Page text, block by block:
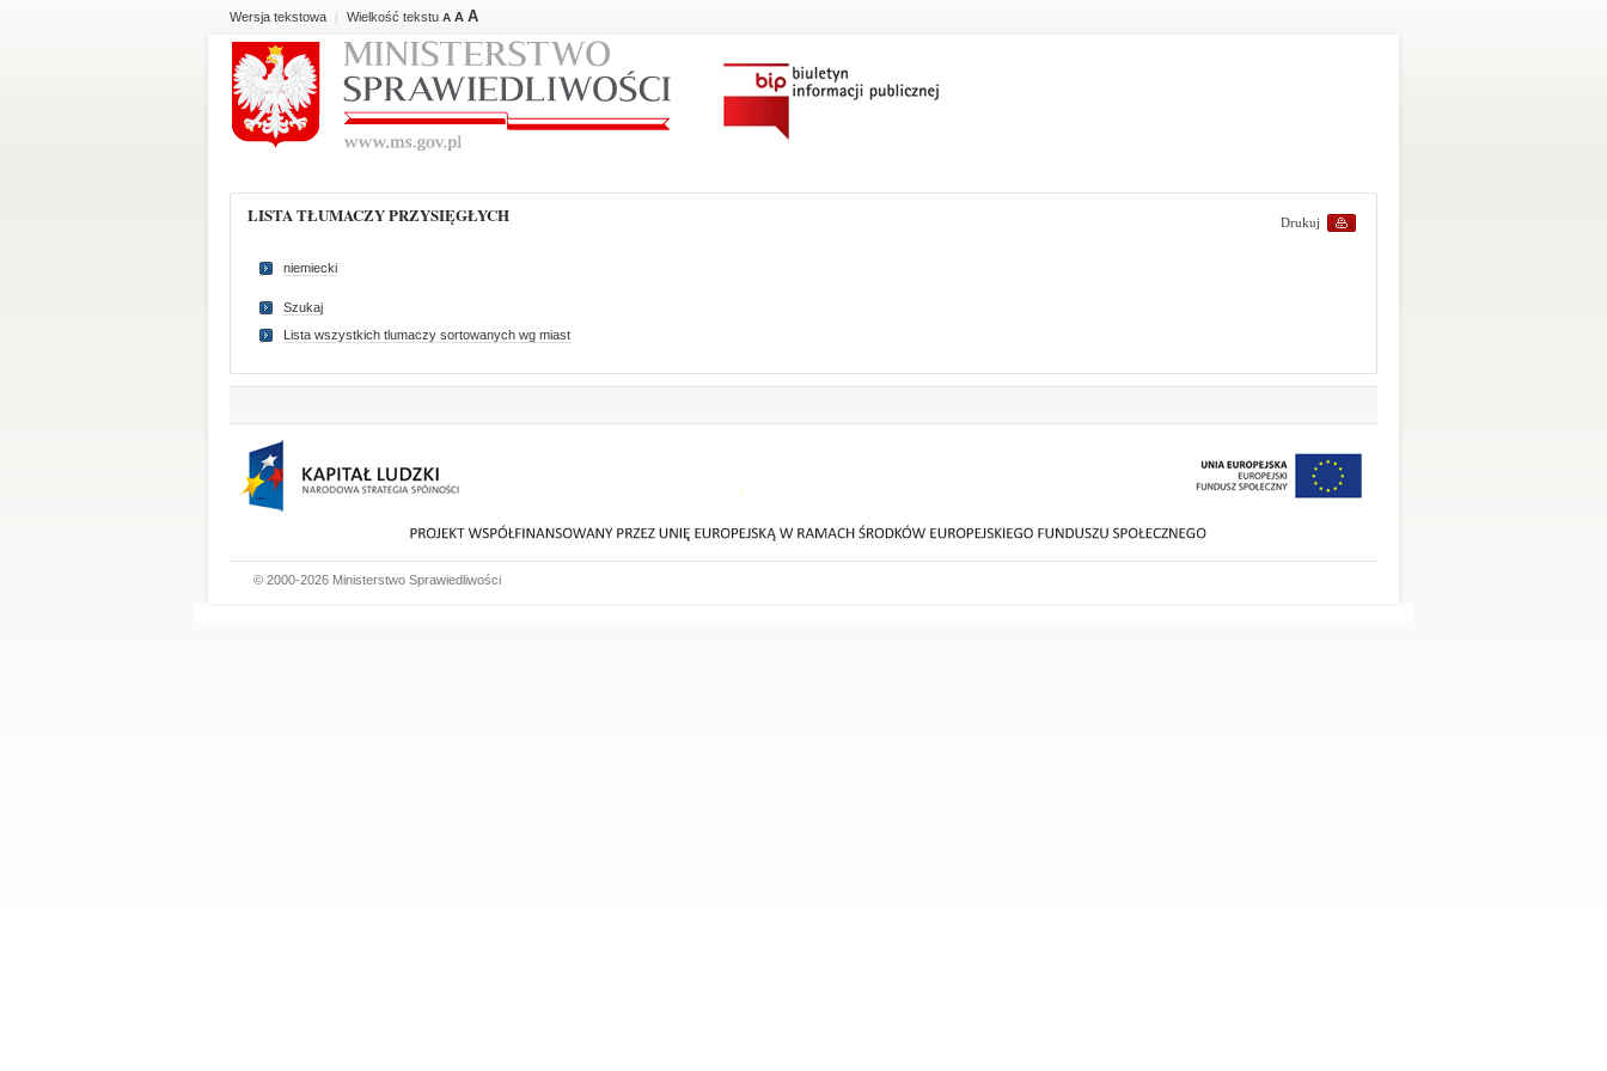
Wersja tekstowa | Wielkość tekstu A A A
Drukuj
LISTA TŁUMACZY PRZYSIĘGŁYCH
niemiecki
Szukaj
Lista wszystkich tlumaczy sortowanych wg miast
© 2000-2026 Ministerstwo Sprawiedliwości